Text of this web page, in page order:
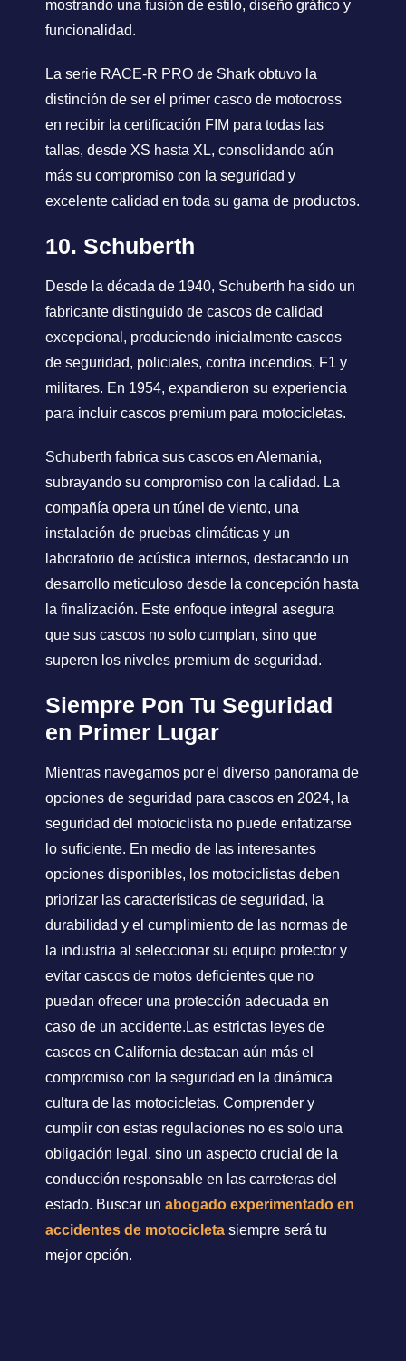
mostrando una fusión de estilo, diseño gráfico y
funcionalidad.
La serie RACE-R PRO de Shark obtuvo la
distinción de ser el primer casco de motocross
en recibir la certificación FIM para todas las
tallas, desde XS hasta XL, consolidando aún
más su compromiso con la seguridad y
excelente calidad en toda su gama de productos.
10. Schuberth
Desde la década de 1940, Schuberth ha sido un
fabricante distinguido de cascos de calidad
excepcional, produciendo inicialmente cascos
de seguridad, policiales, contra incendios, F1 y
militares. En 1954, expandieron su experiencia
para incluir cascos premium para motocicletas.
Schuberth fabrica sus cascos en Alemania,
subrayando su compromiso con la calidad. La
compañía opera un túnel de viento, una
instalación de pruebas climáticas y un
laboratorio de acústica internos, destacando un
desarrollo meticuloso desde la concepción hasta
la finalización. Este enfoque integral asegura
que sus cascos no solo cumplan, sino que
superen los niveles premium de seguridad.
Siempre Pon Tu Seguridad
en Primer Lugar
Mientras navegamos por el diverso panorama de
opciones de seguridad para cascos en 2024, la
seguridad del motociclista no puede enfatizarse
lo suficiente. En medio de las interesantes
opciones disponibles, los motociclistas deben
priorizar las características de seguridad, la
durabilidad y el cumplimiento de las normas de
la industria al seleccionar su equipo protector y
evitar cascos de motos deficientes que no
puedan ofrecer una protección adecuada en
caso de un accidente.Las estrictas leyes de
cascos en California destacan aún más el
compromiso con la seguridad en la dinámica
cultura de las motocicletas. Comprender y
cumplir con estas regulaciones no es solo una
obligación legal, sino un aspecto crucial de la
conducción responsable en las carreteras del
estado. Buscar un abogado experimentado en
accidentes de motocicleta siempre será tu
mejor opción.